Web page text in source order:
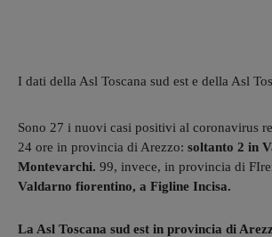
I dati della Asl Toscana sud est e della Asl
Sono 27 i nuovi casi positivi al coronavirus
24 ore in provincia di Arezzo: soltanto 2 in
Montevarchi. 99, invece, in provincia di
Valdarno fiorentino, a Figline Incisa.
La Asl Toscana sud est in provincia di